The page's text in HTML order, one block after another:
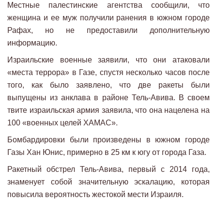
Местные палестинские агентства сообщили, что
женщина и ее муж получили ранения в южном городе
Рафах, но не предоставили дополнительную
информацию.
Израильские военные заявили, что они атаковали
«места террора» в Газе, спустя несколько часов после
того, как было заявлено, что две ракеты были
выпущены из анклава в районе Тель-Авива. В своем
твите израильская армия заявила, что она нацелена на
100 «военных целей ХАМАС».
Бомбардировки были произведены в южном городе
Газы Хан Юнис, примерно в 25 км к югу от города Газа.
Ракетный обстрел Тель-Авива, первый с 2014 года,
знаменует собой значительную эскалацию, которая
повысила вероятность жестокой мести Израиля.